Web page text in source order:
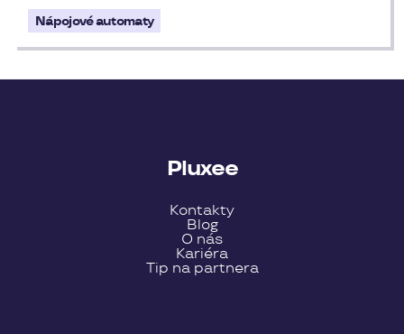
Nápojové automaty
Pluxee
Kontakty
Blog
O nás
Kariéra
Tip na partnera